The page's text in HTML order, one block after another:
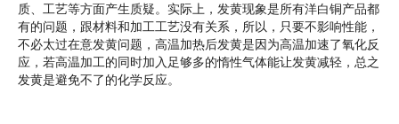
质、工艺等方面产生质疑。实际上，发黄现象是所有洋白铜产品都
有的问题，跟材料和加工工艺没有关系，所以，只要不影响性能，
不必太过在意发黄问题，高温加热后发黄是因为高温加速了氧化反
应，若高温加工的同时加入足够多的惰性气体能让发黄减轻，总之
发黄是避免不了的化学反应。